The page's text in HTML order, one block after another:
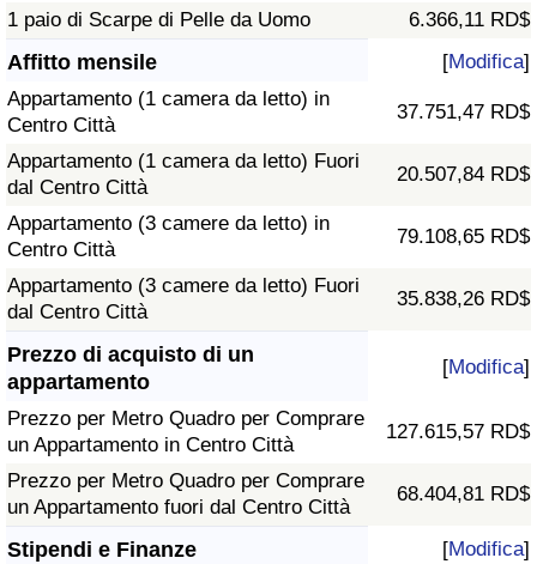
1 paio di Scarpe di Pelle da Uomo 6.366,11 RD$
Affitto mensile [Modifica]
Appartamento (1 camera da letto) in
Centro Città
37.751,47 RD$
Appartamento (1 camera da letto) Fuori
dal Centro Città
20.507,84 RD$
Appartamento (3 camere da letto) in
Centro Città
79.108,65 RD$
Appartamento (3 camere da letto) Fuori
dal Centro Città
35.838,26 RD$
Prezzo di acquisto di un
appartamento
[Modifica]
Prezzo per Metro Quadro per Comprare
un Appartamento in Centro Città
127.615,57 RD$
Prezzo per Metro Quadro per Comprare
un Appartamento fuori dal Centro Città
68.404,81 RD$
Stipendi e Finanze [Modifica]